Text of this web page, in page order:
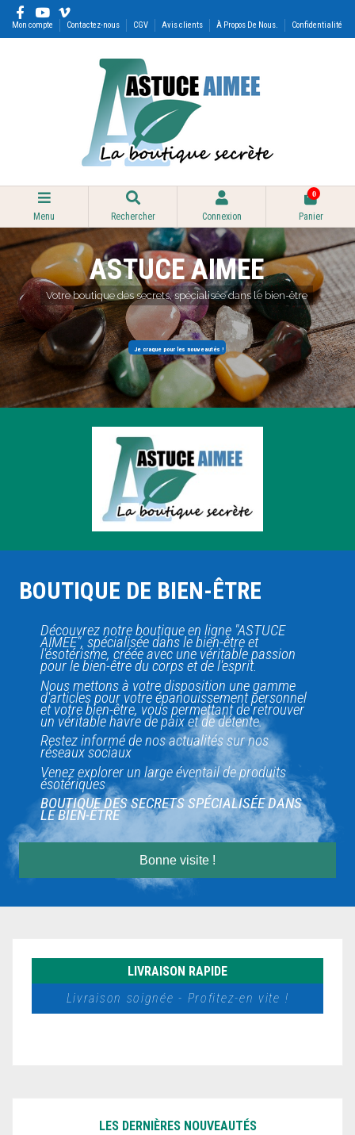
Mon compte Contactez-nous CGV Avis clients À Propos De Nous. Confidentialité
Menu Rechercher Connexion
0
Panier
ASTUCE AIMEE
Votre boutique des secrets, spécialisée dans le bien-être
Je craque pour les nouveautés !
BOUTIQUE DE BIEN-ÊTRE
Découvrez notre boutique en ligne "ASTUCE
AIMEE", spécialisée dans le bien-être et
l'ésotérisme, créée avec une véritable passion
pour le bien-être du corps et de l'esprit.
Nous mettons à votre disposition une gamme
d'articles pour votre épanouissement personnel
et votre bien-être, vous permettant de retrouver
un véritable havre de paix et de détente.
Restez informé de nos actualités sur nos
réseaux sociaux
Venez explorer un large éventail de produits
ésotériques
BOUTIQUE DES SECRETS SPÉCIALISÉE DANS
LE BIEN-ÊTRE
Bonne visite !
LIVRAISON RAPIDE
Livraison soignée - Profitez-en vite !
LES DERNIÈRES NOUVEAUTÉS